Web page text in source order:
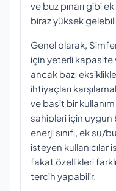
ve buz pınarı gibi
biraz yüksek
Genel olarak,
için yeterli kapasite
ancak bazı
ihtiyaçları
ve basit bir
sahipleri için uygun
enerji sınıfı, ek su/
isteyen kullanıcılar
fakat özellikleri
tercih yapabilir.